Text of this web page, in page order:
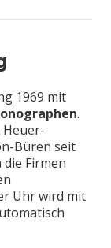
1969 mit
.
Büren seit
Firmen
Uhr wird mit